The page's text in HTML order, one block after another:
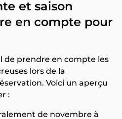
et saison
en compte pour
de prendre en compte les
lors de la
Voici un aperçu
:
de novembre à